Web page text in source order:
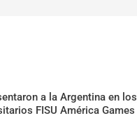
a la Argentina en los
FISU América Games